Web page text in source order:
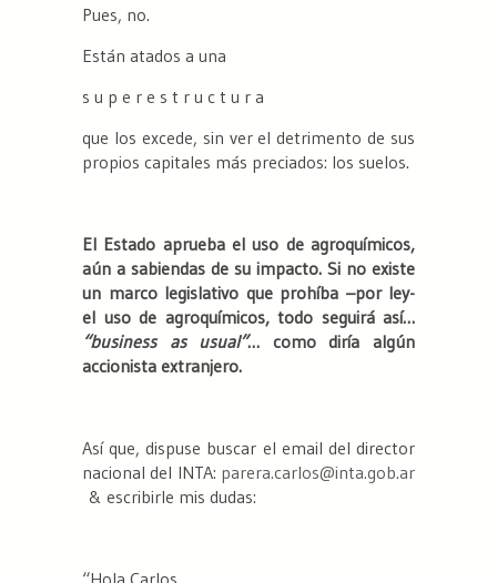
Pues, no.
Están atados a una
s u p e r e s t r u c t u r a
que los excede, sin ver el detrimento de sus
propios capitales más preciados: los suelos.
El Estado aprueba el uso de agroquímicos,
aún a sabiendas de su impacto. Si no existe
un marco legislativo que prohíba –por ley-
el uso de agroquímicos, todo seguirá así…
“business as usual”… como diría algún
accionista extranjero.
Así que, dispuse buscar el email del director
nacional del INTA: parera.carlos@inta.gob.ar
& escribirle mis dudas: